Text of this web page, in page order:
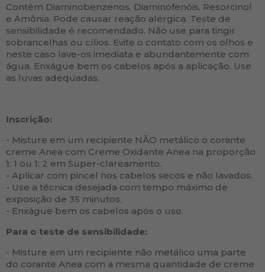
Contém Diaminobenzenos, Diaminofenóis, Resorcinol
e Amônia. Pode causar reação alérgica. Teste de
sensibilidade é recomendado. Não use para tingir
sobrancelhas ou cílios. Evite o contato com os olhos e
neste caso lave-os imediata e abundantemente com
água. Enxágue bem os cabelos após a aplicação. Use
as luvas adequadas.
Inscrição:
- Misture em um recipiente NÃO metálico o corante
creme Anea com Creme Oxidante Anea na proporção
1: 1 ou 1: 2 em Super-clareamento.
- Aplicar com pincel nos cabelos secos e não lavados.
- Use a técnica desejada com tempo máximo de
exposição de 35 minutos.
- Enxágue bem os cabelos após o uso.
Para o teste de sensibilidade:
- Misture em um recipiente não metálico uma parte
do corante Anea com a mesma quantidade de creme